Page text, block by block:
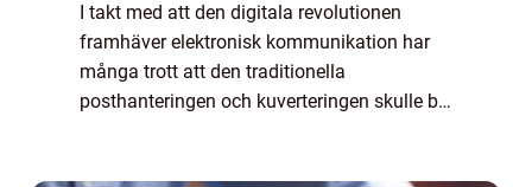
I takt med att den digitala revolutionen
framhäver elektronisk kommunikation har
många trott att den traditionella
posthanteringen och kuverteringen skulle bli